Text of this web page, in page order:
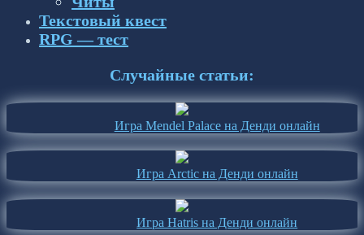
Текстовый квест
RPG — тест
Случайные статьи:
Игра Mendel Palace на Денди онлайн
Игра Arctic на Денди онлайн
Игра Hatris на Денди онлайн